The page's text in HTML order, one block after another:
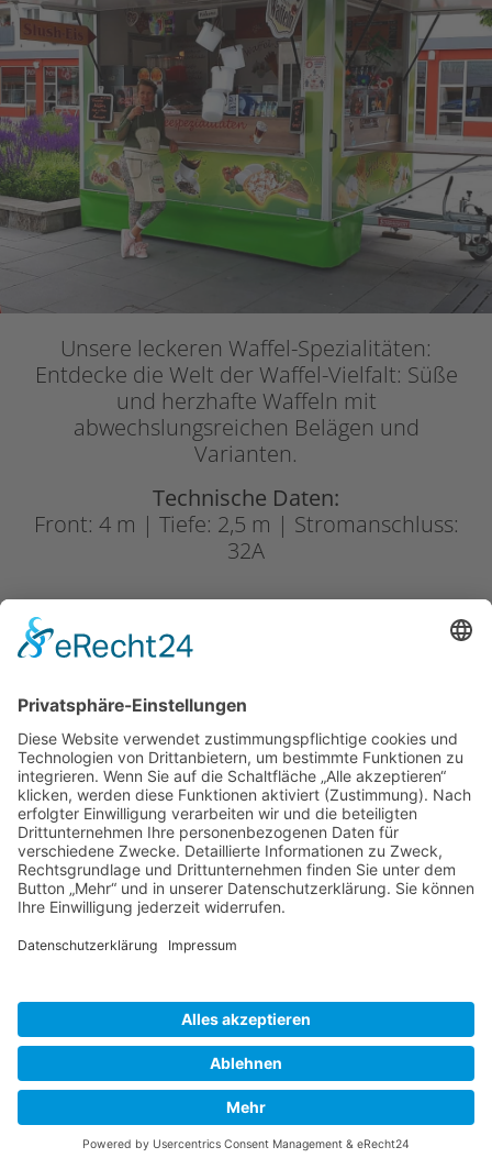
Unsere leckeren Waffel-Spezialitäten:
Entdecke die Welt der Waffel-Vielfalt: Süße
und herzhafte Waffeln mit
abwechslungsreichen Belägen und
Varianten.
Technische Daten:
Front: 4 m | Tiefe: 2,5 m | Stromanschluss:
32A
Was wäre ein Fest ohne frisch gebackene
Crepes? Der Klassiker mit süßem, herzhaften
oder beschwippsten Belag.